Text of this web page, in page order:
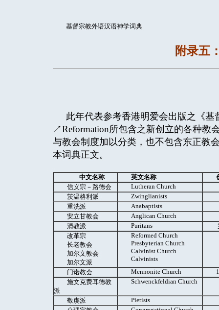
基督宗教外语汉语神学词典
附录五
此年代表参考香港明爱会出版之《基
↗Reformation所包含之新创立的各种教
与教会制度加以分类，也不包含东正教
本词典正文。
中文名称 英文名称
信义宗－路德会
Lutheran Church
茨温格利派
Zwinglianists
重洗派
Anabaptists
安立甘教会
Anglican Church
清教派
Puritans
改革宗
长老教会
加尔文教会
加尔文派
Reformed Church
Presbyterian Church
Calvinist Church
Calvinists
门诺教会
Mennonite Church
施文克费耳德教
派
Schwenckfeldian Church
敬虔派
Pietists